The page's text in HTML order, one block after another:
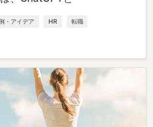
・アイデア HR 転職